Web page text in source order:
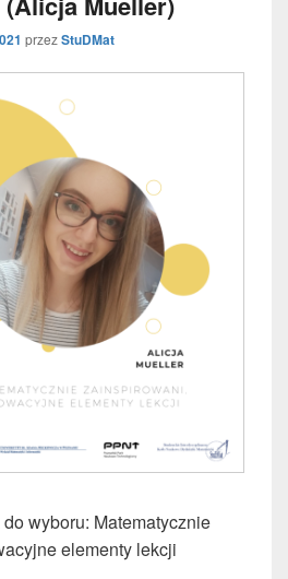
przezStuDMat
wyboru: Matematycznie
elementy lekcji